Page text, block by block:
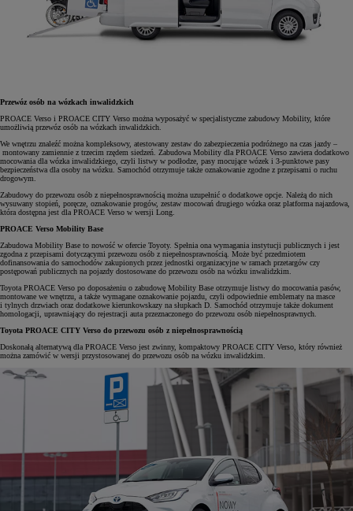
Przewóz osób na wózkach inwalidzkich
PROACE Verso i PROACE CITY Verso można wyposażyć w specjalistyczne zabudowy Mobility, które
umożliwią przewóz osób na wózkach inwalidzkich.
We wnętrzu znaleźć można kompleksowy, atestowany zestaw do zabezpieczenia podróżnego na czas jazdy –
montowany zamiennie z trzecim rzędem siedzeń. Zabudowa Mobility dla PROACE Verso zawiera dodatkowo
mocowania dla wózka inwalidzkiego, czyli listwy w podłodze, pasy mocujące wózek i 3-punktowe pasy
bezpieczeństwa dla osoby na wózku. Samochód otrzymuje także oznakowanie zgodne z przepisami o ruchu
drogowym.
Zabudowy do przewozu osób z niepełnosprawnością można uzupełnić o dodatkowe opcje. Należą do nich
wysuwany stopień, poręcze, oznakowanie progów, zestaw mocowań drugiego wózka oraz platforma najazdowa,
która dostępna jest dla PROACE Verso w wersji Long.
PROACE Verso Mobility Base
Zabudowa Mobility Base to nowość w ofercie Toyoty. Spełnia ona wymagania instytucji publicznych i jest
zgodna z przepisami dotyczącymi przewozu osób z niepełnosprawnością. Może być przedmiotem
dofinansowania do samochodów zakupionych przez jednostki organizacyjne w ramach przetargów czy
postępowań publicznych na pojazdy dostosowane do przewozu osób na wózku inwalidzkim.
Toyota PROACE Verso po doposażeniu o zabudowę Mobility Base otrzymuje listwy do mocowania pasów,
montowane we wnętrzu, a także wymagane oznakowanie pojazdu, czyli odpowiednie emblematy na masce
i tylnych drzwiach oraz dodatkowe kierunkowskazy na słupkach D. Samochód otrzymuje także dokument
homologacji, uprawniający do rejestracji auta przeznaczonego do przewozu osób niepełnosprawnych.
Toyota PROACE CITY Verso do przewozu osób z niepełnosprawnością
Doskonałą alternatywą dla PROACE Verso jest zwinny, kompaktowy PROACE CITY Verso, który również
można zamówić w wersji przystosowanej do przewozu osób na wózku inwalidzkim.